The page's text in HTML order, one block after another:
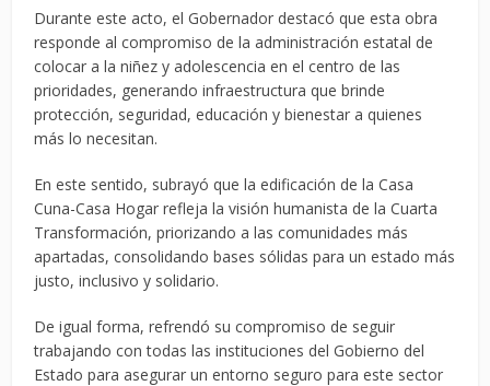
Durante este acto, el Gobernador destacó que esta obra
responde al compromiso de la administración estatal de
colocar a la niñez y adolescencia en el centro de las
prioridades, generando infraestructura que brinde
protección, seguridad, educación y bienestar a quienes
más lo necesitan.
En este sentido, subrayó que la edificación de la Casa
Cuna-Casa Hogar refleja la visión humanista de la Cuarta
Transformación, priorizando a las comunidades más
apartadas, consolidando bases sólidas para un estado más
justo, inclusivo y solidario.
De igual forma, refrendó su compromiso de seguir
trabajando con todas las instituciones del Gobierno del
Estado para asegurar un entorno seguro para este sector